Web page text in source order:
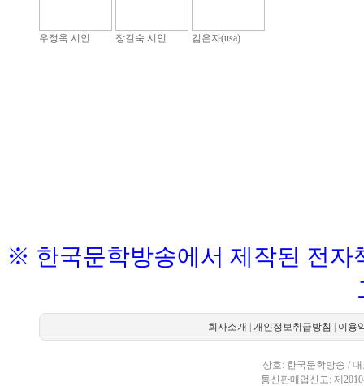
우정옥 시인 장길숙 시인 김은자(usa)
※ 한국문학방송에서 제작된 전자
회사소개 개인정보취급방침 이용
상호: 한국문학방송 /
통신판매업신고: 제